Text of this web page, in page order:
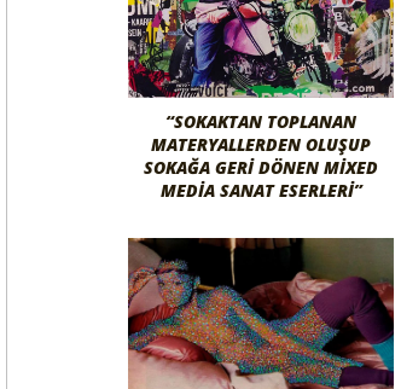
“SOKAKTAN TOPLANAN
MATERYALLERDEN OLUŞUP
SOKAĞA GERI DÖNEN MIXED
MEDIA SANAT ESERLERI”